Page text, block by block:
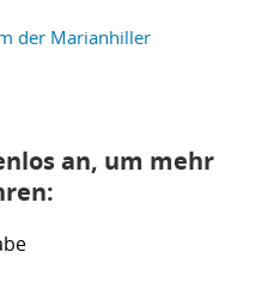
der Marianhiller
an, um mehr